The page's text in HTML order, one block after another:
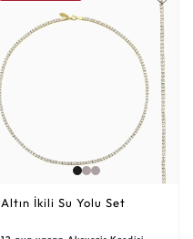
Altın İkili Su Yolu Set